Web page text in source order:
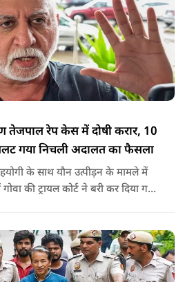
तेजपाल रेप केस में दोषी करार, 10
गया निचली अदालत का फैसला
के साथ यौन उत्पीड़न के मामले में
की ट्रायल कोर्ट ने बरी कर दिया गया